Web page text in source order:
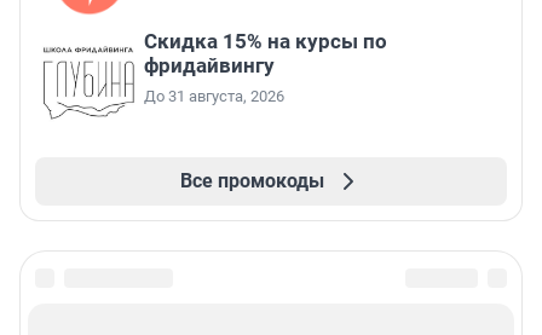
Скидка 15% на курсы по
фридайвингу
До 31 августа, 2026
Все промокоды